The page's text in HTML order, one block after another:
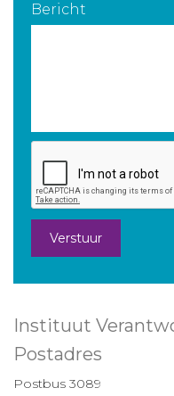
Bericht
Verstuur
Instituut
Postadres
Postbus 3089